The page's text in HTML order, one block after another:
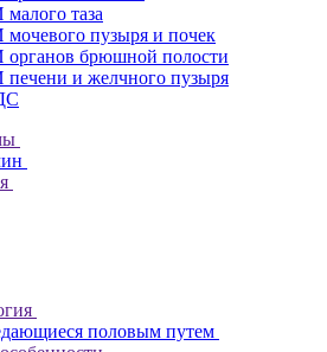
таза
пузыря и почек
органов брюшной полости
и желчного пузыря
половым путем